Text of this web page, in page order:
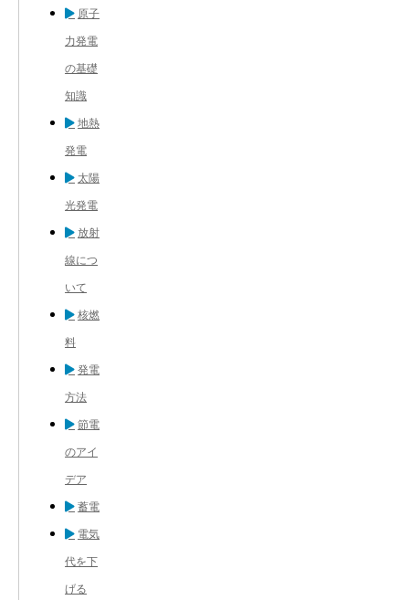
原子
力発電
の基礎
知識
地熱
発電
太陽
光発電
放射
線につ
いて
核燃
料
発電
方法
節電
のアイ
デア
蓄電
電気
代を下
げる